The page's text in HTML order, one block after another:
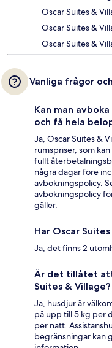
Oscar Suites &
Oscar Suites &
Oscar Suites &
Vanliga frågor
Kan man
och få hela
Ja, Oscar Suites &
rumspriser, som
fullt
några dagar före
avbokningspolicy.
avbokningspolicy
gäller.
Har Oscar
Ja, det finns 2
Är det tillåtet
Suites & Village?
Ja, husdjur är
på upp till 5 kg per
per natt.
begränsningar kan